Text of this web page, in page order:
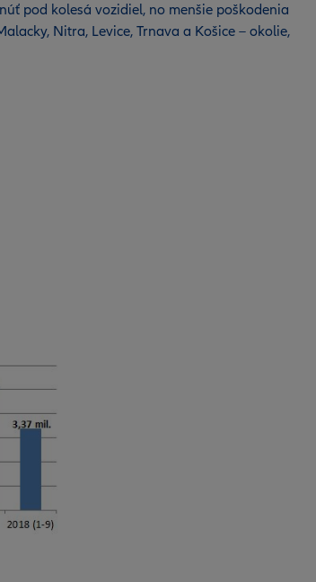
pod kolesá vozidiel, no menšie poškodenia
Nitra, Levice, Trnava a Košice – okolie,